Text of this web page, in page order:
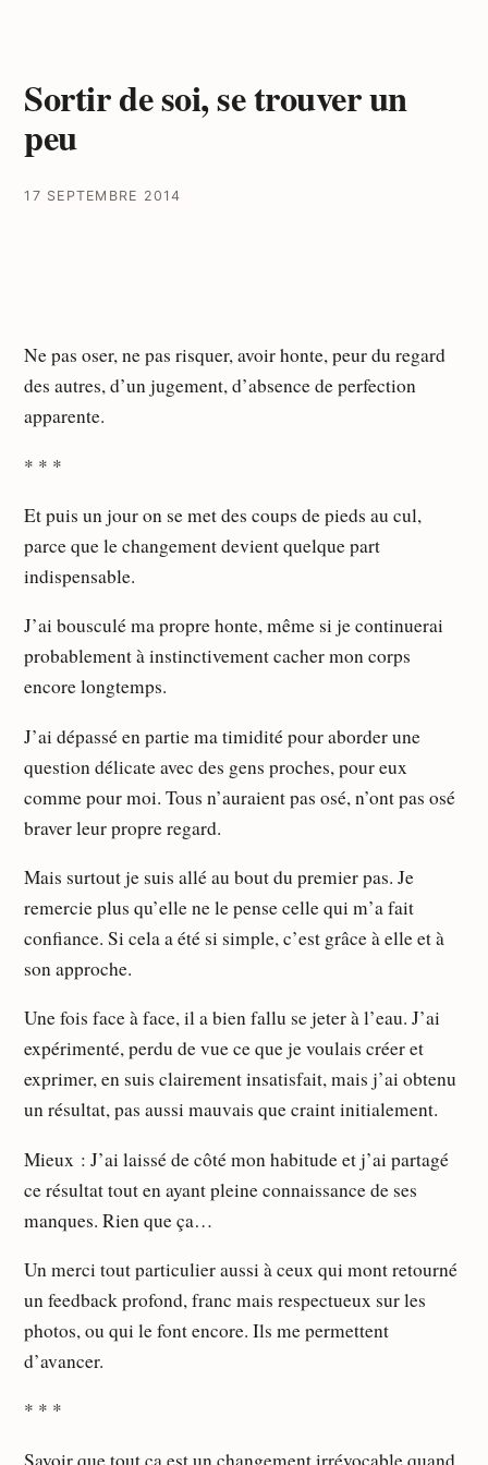
Sortir de soi, se trouver un
peu
17 SEPTEMBRE 2014
Ne pas oser, ne pas risquer, avoir honte, peur du regard
des autres, d’un jugement, d’absence de perfection
apparente.
* * *
Et puis un jour on se met des coups de pieds au cul,
parce que le changement devient quelque part
indispensable.
J’ai bousculé ma propre honte, même si je continuerai
probablement à instinctivement cacher mon corps
encore longtemps.
J’ai dépassé en partie ma timidité pour aborder une
question délicate avec des gens proches, pour eux
comme pour moi. Tous n’auraient pas osé, n’ont pas osé
braver leur propre regard.
Mais surtout je suis allé au bout du premier pas. Je
remercie plus qu’elle ne le pense celle qui m’a fait
confiance. Si cela a été si simple, c’est grâce à elle et à
son approche.
Une fois face à face, il a bien fallu se jeter à l’eau. J’ai
expérimenté, perdu de vue ce que je voulais créer et
exprimer, en suis clairement insatisfait, mais j’ai obtenu
un résultat, pas aussi mauvais que craint initialement.
Mieux : J’ai laissé de côté mon habitude et j’ai partagé
ce résultat tout en ayant pleine connaissance de ses
manques. Rien que ça…
Un merci tout particulier aussi à ceux qui mont retourné
un feedback profond, franc mais respectueux sur les
photos, ou qui le font encore. Ils me permettent
d’avancer.
* * *
Savoir que tout ça est un changement irrévocable quand